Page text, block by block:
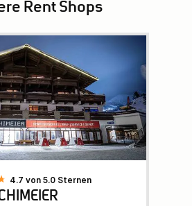
Rent Shops
4.7 von 5.0 Sternen